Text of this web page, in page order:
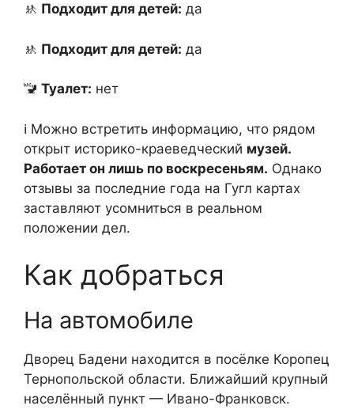
🚸 Подходит для детей: да
🚸 Подходит для детей: да
🚾 Туалет: нет
ℹ️ Можно встретить информацию, что рядом
открыт историко-краеведческий музей.
Работает он лишь по воскресеньям. Однако
отзывы за последние года на Гугл картах
заставляют усомниться в реальном
положении дел.
Как добраться
На автомобиле
Дворец Бадени находится в посёлке Коропец
Тернопольской области. Ближайший крупный
населённый пункт — Ивано-Франковск.